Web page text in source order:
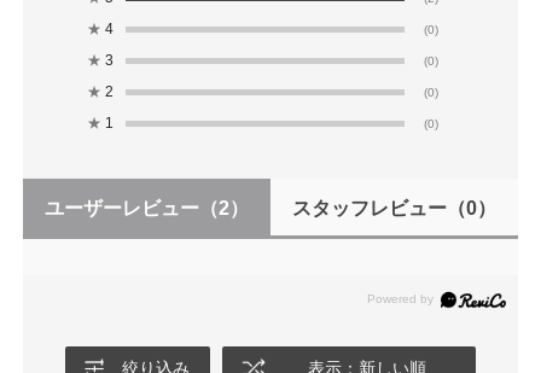
★ 4 (0)
★ 3 (0)
★ 2 (0)
★ 1 (0)
ユーザーレビュー （2） スタッフレビュー（0）
絞り込み 表示：新しい順